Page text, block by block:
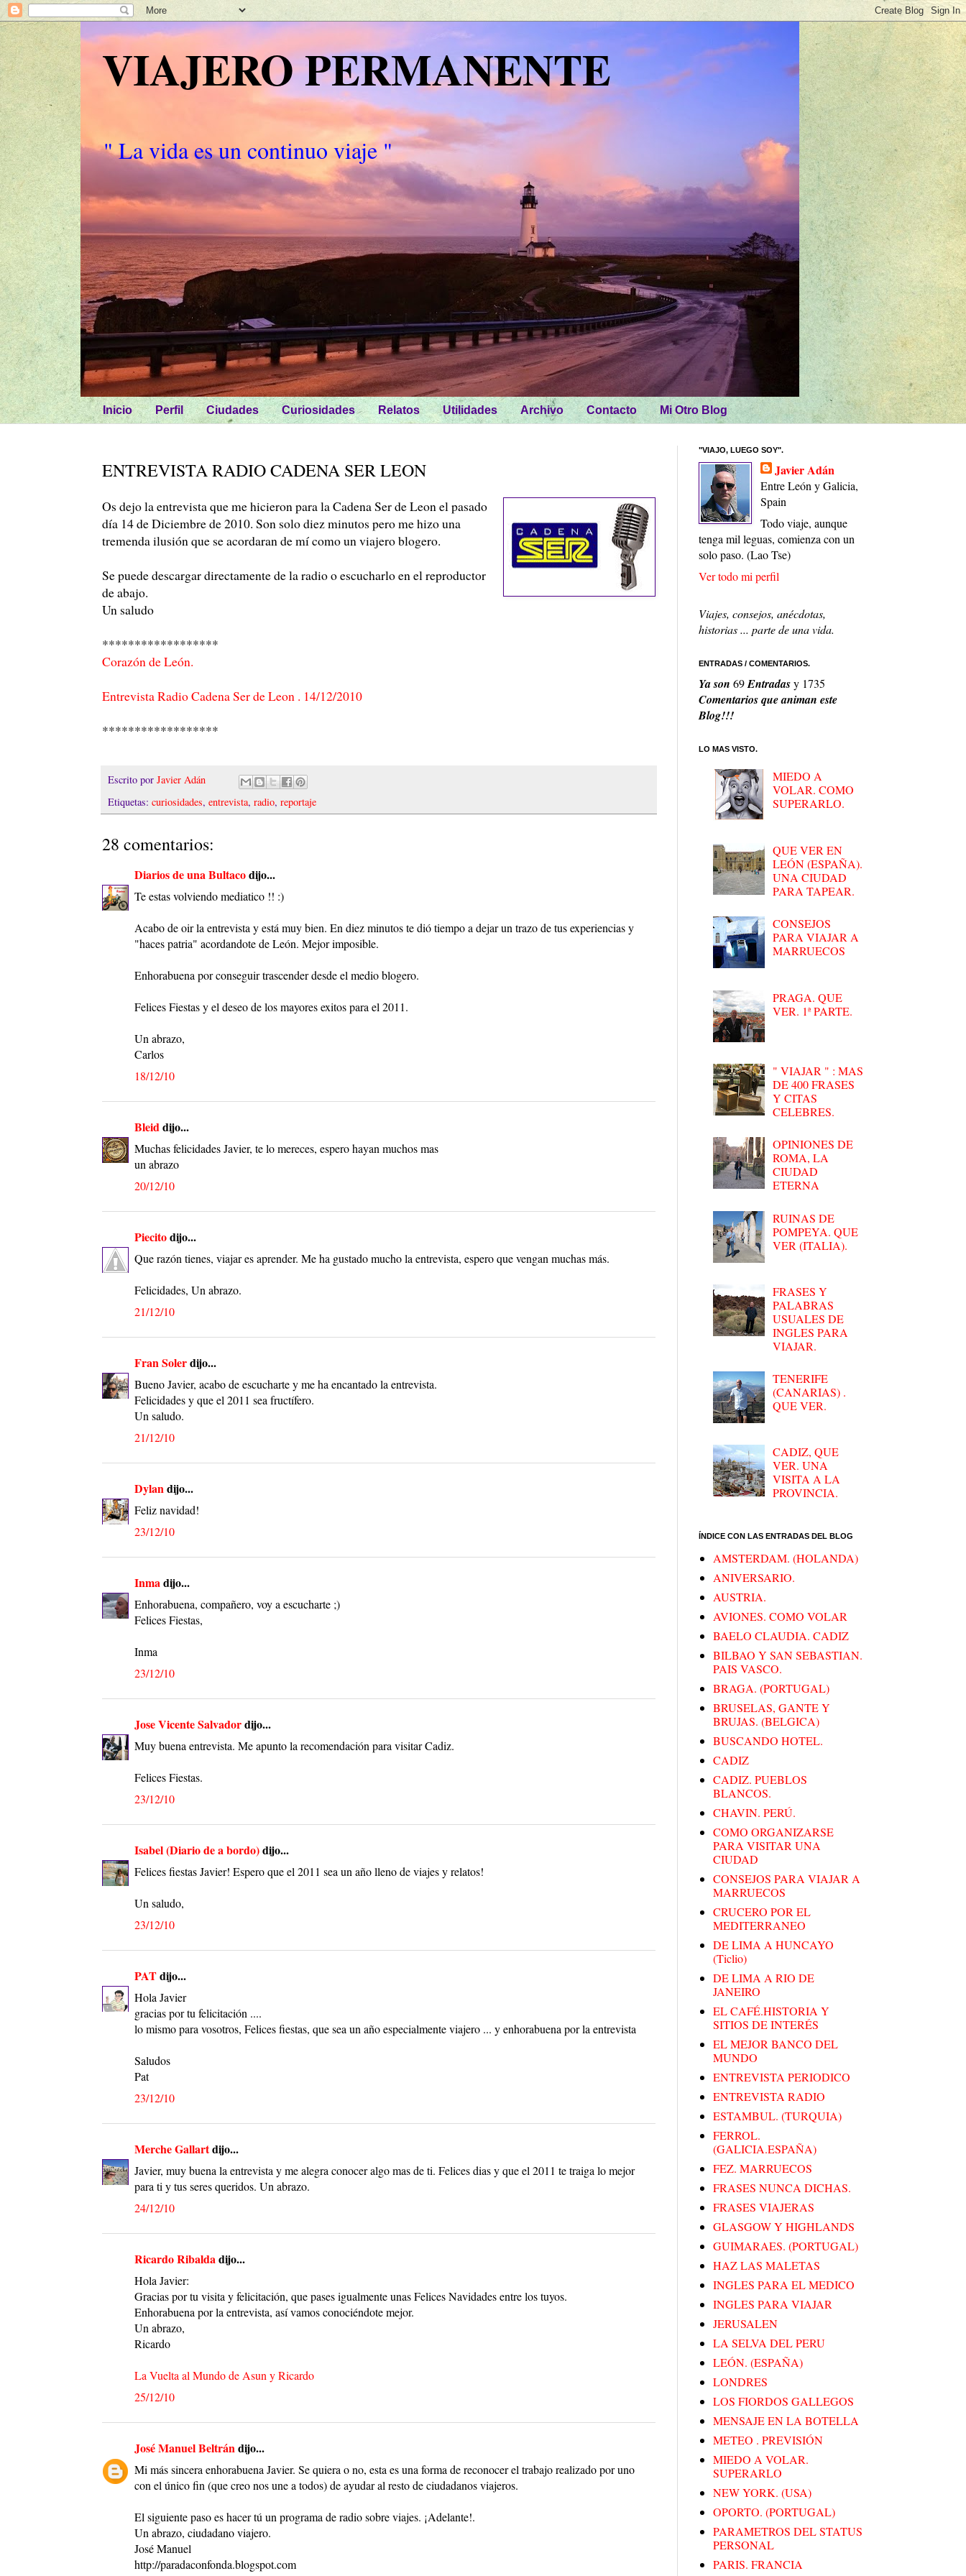
VIAJERO PERMANENTE
" La vida es un continuo viaje "
Inicio Perfil Ciudades Curiosidades Relatos Utilidades Archivo Contacto Mi Otro Blog
ENTREVISTA RADIO CADENA SER LEON
Os dejo la entrevista que me hicieron para la Cadena Ser de Leon el pasado
día 14 de Diciembre de 2010. Son solo diez minutos pero me hizo una
tremenda ilusión que se acordaran de mí como un viajero blogero.
Se puede descargar directamente de la radio o escucharlo en el reproductor
de abajo.
Un saludo
******************
Corazón de León.
Entrevista Radio Cadena Ser de Leon . 14/12/2010
******************
Escrito por Javier Adán
Etiquetas: curiosidades, entrevista, radio, reportaje
28 comentarios:
Diarios de una Bultacodijo...
Te estas volviendo mediatico !! :)
Acabo de oir la entrevista y está muy bien. En diez minutos te dió tiempo a dejar un trazo de tus experiencias y
"haces patria" acordandote de León. Mejor imposible.
Enhorabuena por conseguir trascender desde el medio blogero.
Felices Fiestas y el deseo de los mayores exitos para el 2011.
Un abrazo,
Carlos
18/12/10
Bleid dijo...
Muchas felicidades Javier, te lo mereces, espero hayan muchos mas
un abrazo
20/12/10
Piecitodijo...
Que razón tienes, viajar es aprender. Me ha gustado mucho la entrevista, espero que vengan muchas más.
Felicidades, Un abrazo.
21/12/10
Fran Solerdijo...
Bueno Javier, acabo de escucharte y me ha encantado la entrevista.
Felicidades y que el 2011 sea fructífero.
Un saludo.
21/12/10
Dylan dijo...
Feliz navidad!
23/12/10
Inma dijo...
Enhorabuena, compañero, voy a escucharte ;)
Felices Fiestas,
Inma
23/12/10
Jose Vicente Salvadordijo...
Muy buena entrevista. Me apunto la recomendación para visitar Cadiz.
Felices Fiestas.
23/12/10
Isabel (Diario de a bordo)dijo...
Felices fiestas Javier! Espero que el 2011 sea un año lleno de viajes y relatos!
Un saludo,
23/12/10
PATdijo...
Hola Javier
gracias por tu felicitación ....
lo mismo para vosotros, Felices fiestas, que sea un año especialmente viajero ... y enhorabuena por la entrevista
Saludos
Pat
23/12/10
Merche Gallartdijo...
Javier, muy buena la entrevista y me alegra conocer algo mas de ti. Felices dias y que el 2011 te traiga lo mejor
para ti y tus seres queridos. Un abrazo.
24/12/10
Ricardo Ribalda dijo...
Hola Javier:
Gracias por tu visita y felicitación, que pases igualmente unas Felices Navidades entre los tuyos.
Enhorabuena por la entrevista, así vamos conociéndote mejor.
Un abrazo,
Ricardo
La Vuelta al Mundo de Asun y Ricardo
25/12/10
José Manuel Beltrán dijo...
Mi más sincera enhorabuena Javier. Se quiera o no, esta es una forma de reconocer el trabajo realizado por uno
con el único fin (que creo nos une a todos) de ayudar al resto de ciudadanos viajeros.
El siguiente paso es hacer tú un programa de radio sobre viajes. ¡Adelante!.
Un abrazo, ciudadano viajero.
José Manuel
http://paradaconfonda.blogspot.com
"VIAJO, LUEGO SOY".
Javier Adán
Entre León y Galicia,
Spain
Todo viaje, aunque
tenga mil leguas, comienza con un
solo paso. (Lao Tse)
Ver todo mi perfil
Viajes, consejos, anécdotas,
historias ... parte de una vida.
ENTRADAS / COMENTARIOS.
Ya son 69Entradasy 1735
Comentarios que animan este
Blog!!!
LO MAS VISTO.
MIEDO A
VOLAR. COMO
SUPERARLO.
QUE VER EN
LEÓN (ESPAÑA).
UNA CIUDAD
PARA TAPEAR.
CONSEJOS
PARA VIAJAR A
MARRUECOS
PRAGA. QUE
VER. 1ª PARTE.
" VIAJAR " : MAS
DE 400 FRASES
Y CITAS
CELEBRES.
OPINIONES DE
ROMA, LA
CIUDAD
ETERNA
RUINAS DE
POMPEYA. QUE
VER (ITALIA).
FRASES Y
PALABRAS
USUALES DE
INGLES PARA
VIAJAR.
TENERIFE
(CANARIAS) .
QUE VER.
CADIZ, QUE
VER. UNA
VISITA A LA
PROVINCIA.
ÍNDICE CON LAS ENTRADAS DEL BLOG
AMSTERDAM. (HOLANDA)
ANIVERSARIO.
AUSTRIA.
AVIONES. COMO VOLAR
BAELO CLAUDIA. CADIZ
BILBAO Y SAN SEBASTIAN.
PAIS VASCO.
BRAGA. (PORTUGAL)
BRUSELAS, GANTE Y
BRUJAS. (BELGICA)
BUSCANDO HOTEL.
CADIZ
CADIZ. PUEBLOS
BLANCOS.
CHAVIN. PERÚ.
COMO ORGANIZARSE
PARA VISITAR UNA
CIUDAD
CONSEJOS PARA VIAJAR A
MARRUECOS
CRUCERO POR EL
MEDITERRANEO
DE LIMA A HUNCAYO
(Ticlio)
DE LIMA A RIO DE
JANEIRO
EL CAFÉ.HISTORIA Y
SITIOS DE INTERÉS
EL MEJOR BANCO DEL
MUNDO
ENTREVISTA PERIODICO
ENTREVISTA RADIO
ESTAMBUL. (TURQUIA)
FERROL.
(GALICIA.ESPAÑA)
FEZ. MARRUECOS
FRASES NUNCA DICHAS.
FRASES VIAJERAS
GLASGOW Y HIGHLANDS
GUIMARAES. (PORTUGAL)
HAZ LAS MALETAS
INGLES PARA EL MEDICO
INGLES PARA VIAJAR
JERUSALEN
LA SELVA DEL PERU
LEÓN. (ESPAÑA)
LONDRES
LOS FIORDOS GALLEGOS
MENSAJE EN LA BOTELLA
METEO . PREVISIÓN
MIEDO A VOLAR.
SUPERARLO
NEW YORK. (USA)
OPORTO. (PORTUGAL)
PARAMETROS DEL STATUS
PERSONAL
PARIS. FRANCIA